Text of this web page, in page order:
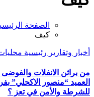
الصفحة
كيف
أخبار وتقارير رئيسية
من براثن الانفلات
العميد “منصور الاكحلي”
للشرطة والأمن في تعز ؟